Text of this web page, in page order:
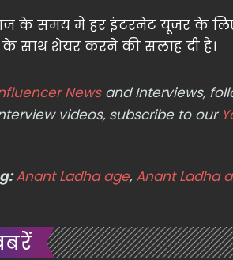
के समय में हर इंटरनेट यूजर के
के साथ शेयर करने की सलाह दी है।
Newsand Interviews,
videos, subscribe to our
Anant Ladha age, Anant Ladha